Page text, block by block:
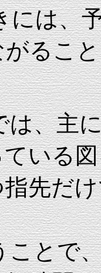
は、予
るこ
、主に
いる
先だ
とで、